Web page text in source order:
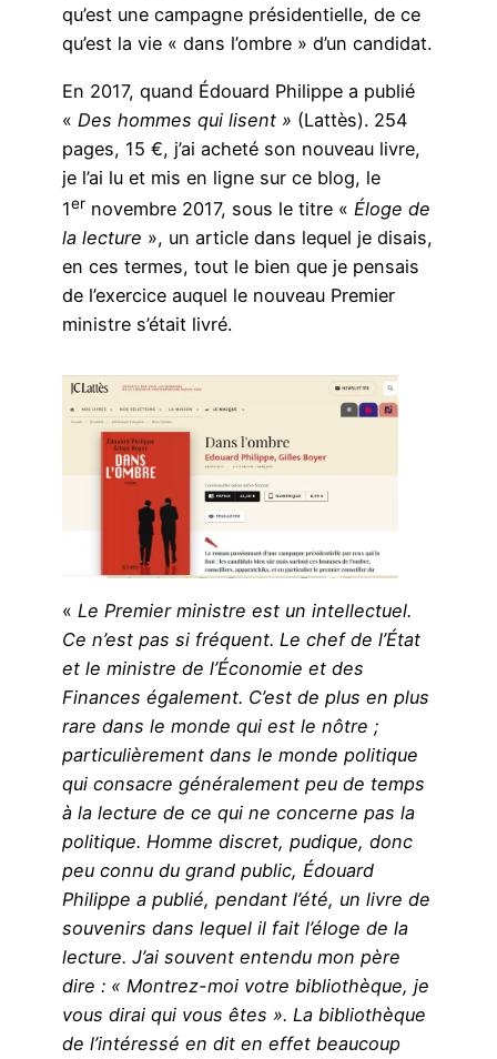
qu’est une campagne présidentielle, de ce
qu’est la vie « dans l’ombre » d’un candidat.
En 2017, quand Édouard Philippe a publié
« Des hommes qui lisent » (Lattès). 254
pages, 15 €, j’ai acheté son nouveau livre,
je l’ai lu et mis en ligne sur ce blog, le
1er novembre 2017, sous le titre « Éloge de
la lecture », un article dans lequel je disais,
en ces termes, tout le bien que je pensais
de l’exercice auquel le nouveau Premier
ministre s’était livré.
« Le Premier ministre est un intellectuel.
Ce n’est pas si fréquent. Le chef de l’État
et le ministre de l’Économie et des
Finances également. C’est de plus en plus
rare dans le monde qui est le nôtre ;
particulièrement dans le monde politique
qui consacre généralement peu de temps
à la lecture de ce qui ne concerne pas la
politique. Homme discret, pudique, donc
peu connu du grand public, Édouard
Philippe a publié, pendant l’été, un livre de
souvenirs dans lequel il fait l’éloge de la
lecture. J’ai souvent entendu mon père
dire : « Montrez-moi votre bibliothèque, je
vous dirai qui vous êtes ». La bibliothèque
de l’intéressé en dit en effet beaucoup